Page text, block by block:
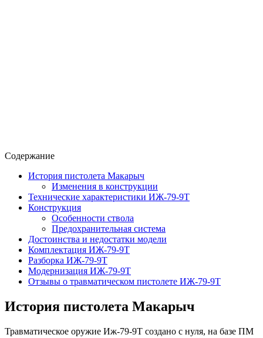
Содержание
История пистолета Макарыч
Изменения в конструкции
Технические характеристики ИЖ-79-9Т
Конструкция
Особенности ствола
Предохранительная система
Достоинства и недостатки модели
Комплектация ИЖ-79-9Т
Разборка ИЖ-79-9Т
Модернизация ИЖ-79-9Т
Отзывы о травматическом пистолете ИЖ-79-9Т
История пистолета Макарыч
Травматическое оружие Иж-79-9Т создано с нуля, на базе ПМ